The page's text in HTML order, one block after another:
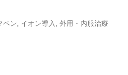
ン, イオン導入, 外用・内服治療